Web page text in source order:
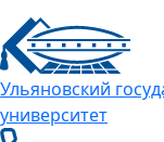
Ульяновский
университет